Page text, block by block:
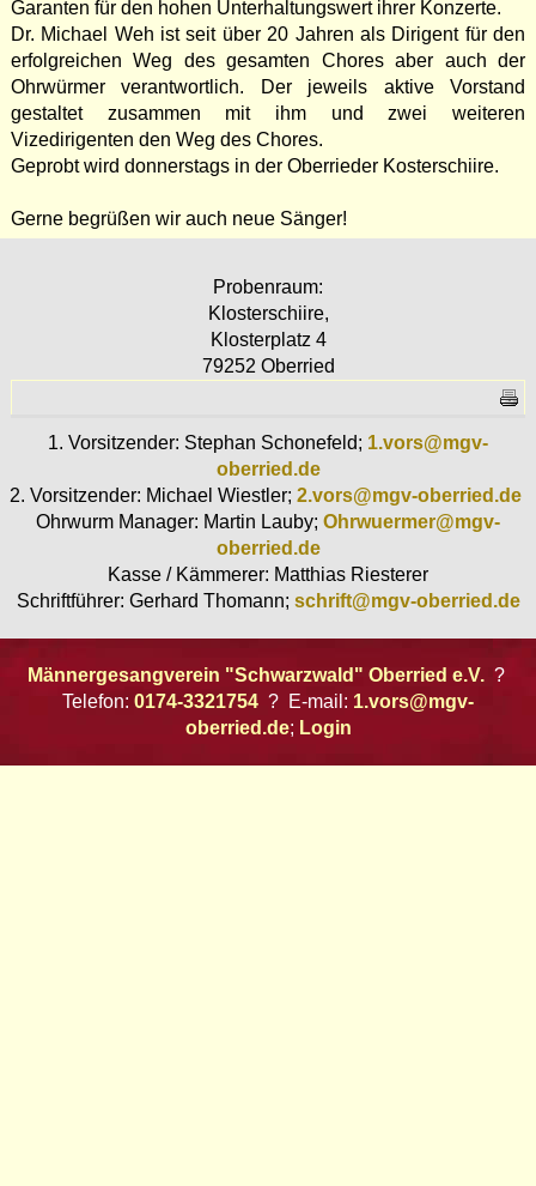
Garanten für den hohen Unterhaltungswert ihrer Konzerte.
Dr. Michael Weh ist seit über 20 Jahren als Dirigent für den
erfolgreichen Weg des gesamten Chores aber auch der
Ohrwürmer verantwortlich. Der jeweils aktive Vorstand
gestaltet zusammen mit ihm und zwei weiteren
Vizedirigenten den Weg des Chores.
Geprobt wird donnerstags in der Oberrieder Kosterschiire.
Gerne begrüßen wir auch neue Sänger!
Probenraum:
Klosterschiire,
Klosterplatz 4
79252 Oberried
1. Vorsitzender: Stephan Schonefeld; 1.vors@mgv-
oberried.de
2. Vorsitzender: Michael Wiestler; 2.vors@mgv-oberried.de
Ohrwurm Manager: Martin Lauby; Ohrwuermer@mgv-
oberried.de
Kasse / Kämmerer: Matthias Riesterer
Schriftführer: Gerhard Thomann; schrift@mgv-oberried.de
Männergesangverein "Schwarzwald" Oberried e.V.?
Telefon: 0174-3321754 ? E-mail: 1.vors@mgv-
oberried.de; Login